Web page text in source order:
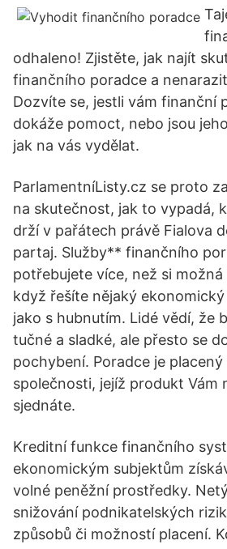
odhaleno! Zjistěte, jak najít
finančního poradce a
Dozvíte se, jestli vám finanční
dokáže pomoct, nebo jsou
jak na vás vydělat.
ParlamentníListy.cz se proto
na skutečnost, jak to vypadá,
drží v pařátech právě Fialova
partaj. Služby** finančního
potřebujete více, než si
když řešíte nějaký
jako s hubnutím. Lidé vědí, že
tučné a sladké, ale přesto se
pochybení. Poradce je
společnosti, jejíž produkt Vám
sjednáte.
Kreditní funkce finančního
ekonomickým subjektům
volné peněžní prostředky.
snižování podnikatelských
způsobů či možností placení.